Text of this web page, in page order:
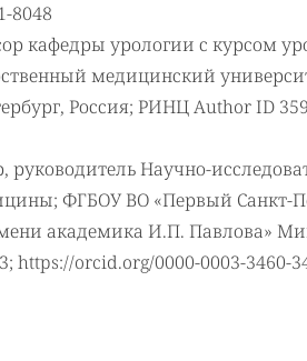
8048
кафедры урологии с курсом
медицинский
Россия; РИНЦ Author ID
руководитель Научно-
ФГБОУ ВО «Первый Санкт-
академика И.П. Павлова»
https://orcid.org/0000-0003-3460-